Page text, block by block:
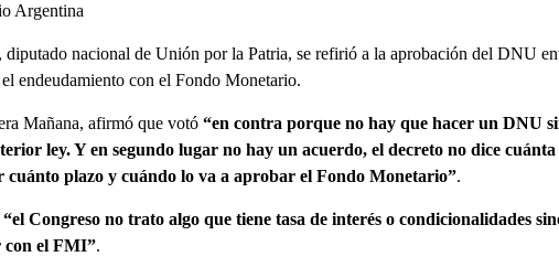
Argentina
nacional de Unión por la Patria, se refirió a la aprobación del DNU
endeudamiento con el Fondo Monetario.
Mañana, afirmó que votó “en contra porque no hay que hacer un DNU
ley. Y en segundo lugar no hay un acuerdo, el decreto no dice
cuánto plazo y cuándo lo va a aprobar el Fondo Monetario”.
“el Congreso no trato algo que tiene tasa de interés o condicionalidades
con el FMI”.